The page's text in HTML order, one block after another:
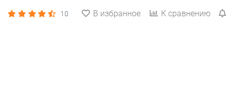
10 В избранное К сравнению